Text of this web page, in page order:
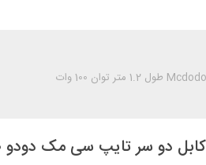
کابل دو سر تایپ سی مک دودو Mcdodo CA-8000 طول 1.2 متر توان 100 وات